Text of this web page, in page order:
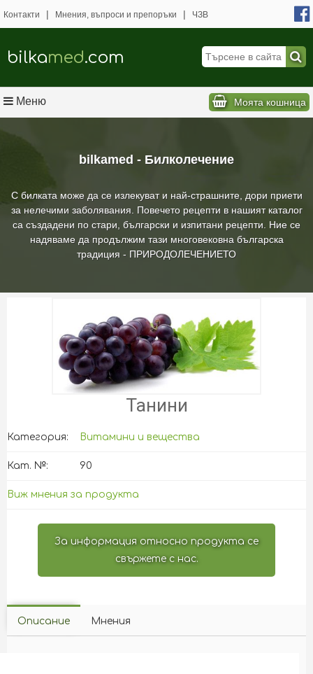
bilkamed - Билколечение
С билката може да се излекуват и най-страшните, дори приети
за нелечими заболявания. Повечето рецепти в нашият каталог
са създадени по стари, български и изпитани рецепти. Ние се
надяваме да продължим тази многовековна българска
традиция - ПРИРОДОЛЕЧЕНИЕТО
Контакти | Мнения, въпроси и препоръки | ЧЗВ
bilkamed.com
Меню Моята кошница
Танини
Категория: Витамини и вещества
Кат. №: 90
Виж мнения за продукта
За информация относно продукта се
свържете с нас.
Описание Мнения